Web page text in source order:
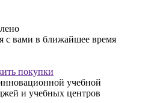
с вами в ближайшее время
покупки
учебной
и учебных центров